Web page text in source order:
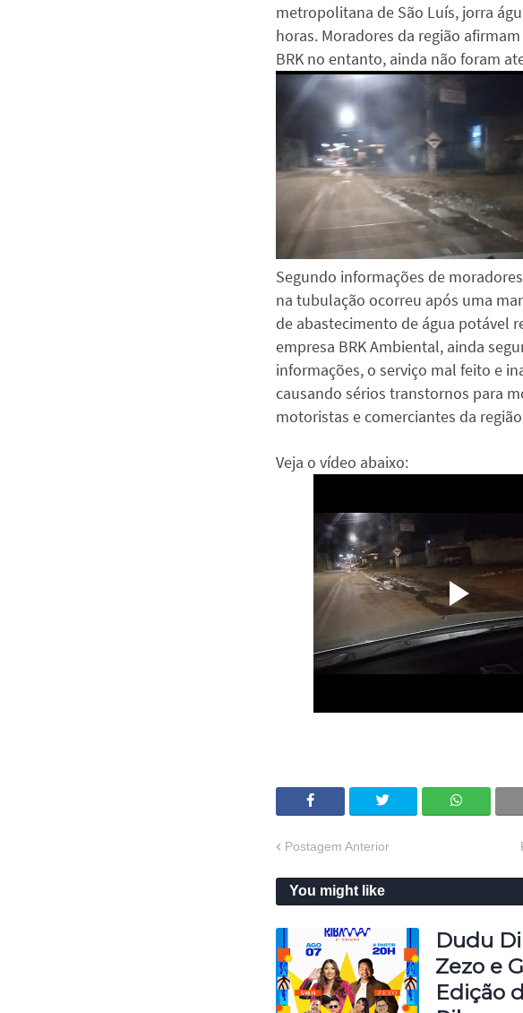
metropolitana de São Luís, jorra
horas. Moradores da região
BRK no entanto, ainda não foram
Segundo informações de
na tubulação ocorreu após uma
de abastecimento de água potável
empresa BRK Ambiental, ainda
informações, o serviço mal feito e
causando sérios transtornos para
motoristas e comerciantes da
Veja o vídeo abaixo:
Postagem Anterior
You might like
Dudu
Zezo e
Edição